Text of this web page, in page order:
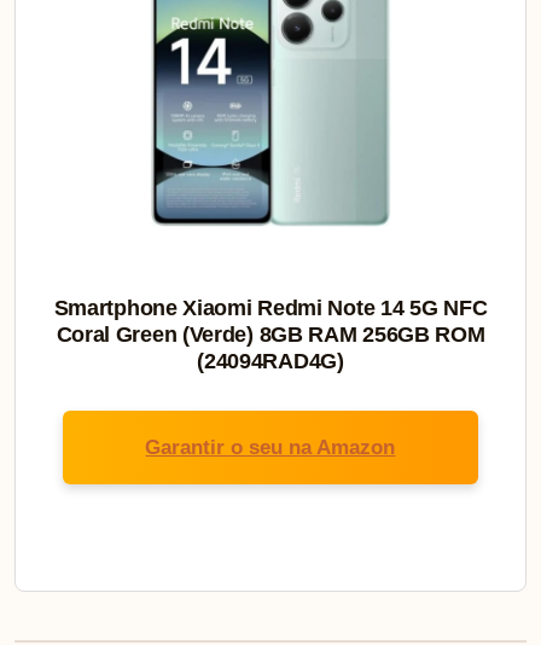
Smartphone Xiaomi Redmi Note 14 5G NFC
Coral Green (Verde) 8GB RAM 256GB ROM
(24094RAD4G)
Garantir o seu na Amazon